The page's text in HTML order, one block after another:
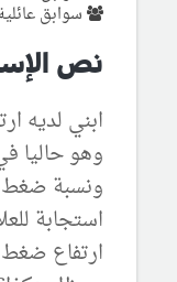
سوابق
نص
ابني لديه
استجابة
ارتفاع